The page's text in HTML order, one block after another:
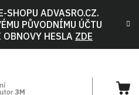
SHOPU ADVASRO.CZ.
PŮVODNÍMU ÚČTU
HESLA ZDE